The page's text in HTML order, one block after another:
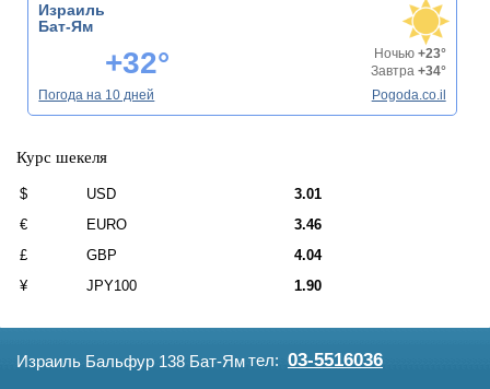
Израиль Бальфур 138 Бат-Ямтел: 03-5516036
Израиль
Бат-Ям
+32° Ночью +23°
Завтра +34°
Погода на 10 дней
Pogoda.co.il
Курс шекеля
$ USD
3.01
€
EURO
3.46
£
GBP
4.04
¥
JPY100 1.90